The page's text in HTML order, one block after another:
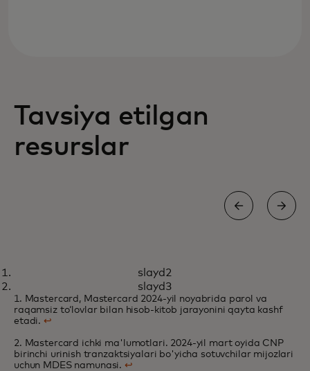
Tavsiya etilgan
resurslar
Onlayn sotuvchilar bir marta
bosish texnologiyalaridan
foydalanib, uzluksiz to'lov
jarayonini taqdim etishga
intiladilar
opens in a new tab
slayd2
slayd3
1. Mastercard, Mastercard 2024-yil noyabrida parol va
raqamsiz toʻlovlar bilan hisob-kitob jarayonini qayta kashf
etadi.↩
2. Mastercard ichki ma'lumotlari. 2024-yil mart oyida CNP
birinchi urinish tranzaktsiyalari bo'yicha sotuvchilar mijozlari
uchun MDES namunasi.↩